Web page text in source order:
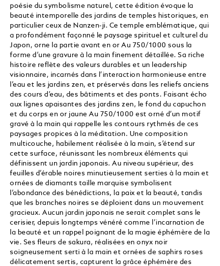
poésie du symbolisme naturel, cette édition évoque la
beauté intemporelle des jardins de temples historiques, en
particulier ceux de Nanzen-ji. Ce temple emblématique, qui
a profondément façonné le paysage spirituel et culturel du
Japon, orne la partie avant en or Au 750/1000 sous la
forme d’une gravure à la main finement détaillée. Sa riche
histoire reflète des valeurs durables et un leadership
visionnaire, incarnés dans l’interaction harmonieuse entre
l’eau et les jardins zen, et préservés dans les reliefs anciens
des cours d’eau, des bâtiments et des ponts. Faisant écho
aux lignes apaisantes des jardins zen, le fond du capuchon
et du corps en or jaune Au 750/1000 est orné d’un motif
gravé à la main qui rappelle les contours rythmés de ces
paysages propices à la méditation. Une composition
multicouche, habilement réalisée à la main, s’étend sur
cette surface, réunissant les nombreux éléments qui
définissent un jardin japonais. Au niveau supérieur, des
feuilles d’érable noires minutieusement serties à la main et
ornées de diamants taille marquise symbolisent
l’abondance des bénédictions, la paix et la beauté, tandis
que les branches noires se déploient dans un mouvement
gracieux. Aucun jardin japonais ne serait complet sans le
cerisier, depuis longtemps vénéré comme l’incarnation de
la beauté et un rappel poignant de la magie éphémère de la
vie. Ses fleurs de sakura, réalisées en onyx noir
soigneusement serti à la main et ornées de saphirs roses
délicatement sertis, capturent la grâce éphémère des